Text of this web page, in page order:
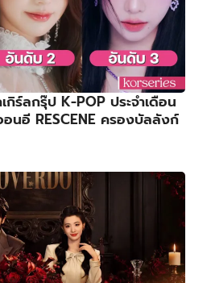
ร์ลกรุ๊ป K-POP ประจำเดือน
อี RESCENE ครองบัลลังก์